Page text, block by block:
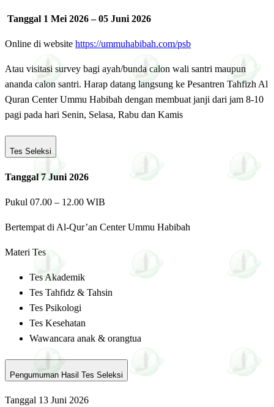
Tanggal 1 Mei 2026 – 05 Juni 2026
Online di website https://ummuhabibah.com/psb
Atau visitasi survey bagi ayah/bunda calon wali santri maupun
ananda calon santri. Harap datang langsung ke Pesantren Tahfizh Al
Quran Center Ummu Habibah dengan membuat janji dari jam 8-10
pagi pada hari Senin, Selasa, Rabu dan Kamis
Tes Seleksi
Tanggal 7 Juni 2026
Pukul 07.00 – 12.00 WIB
Bertempat di Al-Qur’an Center Ummu Habibah
Materi Tes
Tes Akademik
Tes Tahfidz & Tahsin
Tes Psikologi
Tes Kesehatan
Wawancara anak & orangtua
Pengumuman Hasil Tes Seleksi
Tanggal 13 Juni 2026